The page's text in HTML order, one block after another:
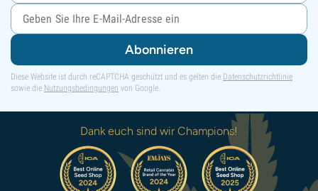
Abonnieren
Diese Website ist durch reCAPTCHA geschützt und es gelten die Datenschutzrichtlinie
sowie die Nutzungsbedingungen von Google.
Dank euch sind wir Champions!